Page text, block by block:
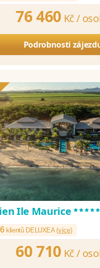
76 460 Kč /
Podrobnosti
Ile Maurice*****
klientů DELUXEA (více)
60 710 Kč /